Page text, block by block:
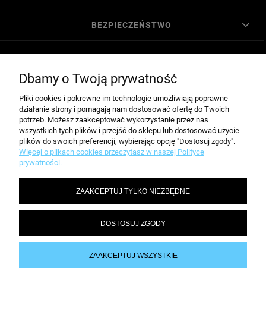
BEZPIECZEŃSTWO
POMOC
Informacje i ceny opublikowane na stronie nie stanowią oferty w rozumieniu
Oferowane przez nas artykuły biurowe Durable dostarczamy do każdego
miasta na terenie całej Polski, nie ważne gdzie mieszkasz, dostawa do
Kielc, Rzeszowa, Szczecina, Lubina zawsze wynosi tyle samo.
Przy zamówieniu powyżej 200 zł dostawa zakupionych materiałów biurowych
Dbamy o Twoją prywatność
Pliki cookies i pokrewne im technologie umożliwiają poprawne
działanie strony i pomagają nam dostosować ofertę do Twoich
potrzeb. Możesz zaakceptować wykorzystanie przez nas
wszystkich tych plików i przejść do sklepu lub dostosować użycie
plików do swoich preferencji, wybierając opcję "Dostosuj zgody".
Więcej o plikach cookies przeczytasz w naszej Polityce
prywatności.
ZAAKCEPTUJ TYLKO NIEZBĘDNE
DOSTOSUJ ZGODY
ZAAKCEPTUJ WSZYSTKIE